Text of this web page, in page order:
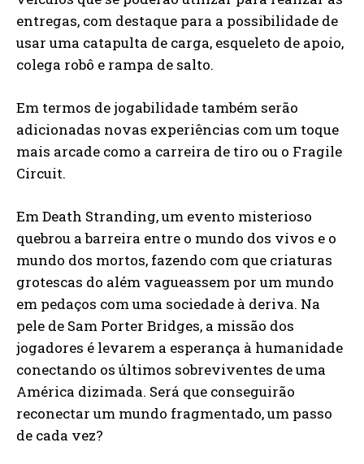
entregas, com destaque para a possibilidade de
usar uma catapulta de carga, esqueleto de apoio,
colega robô e rampa de salto.
Em termos de jogabilidade também serão
adicionadas novas experiências com um toque
mais arcade como a carreira de tiro ou o Fragile
Circuit.
Em Death Stranding, um evento misterioso
quebrou a barreira entre o mundo dos vivos e o
mundo dos mortos, fazendo com que criaturas
grotescas do além vagueassem por um mundo
em pedaços com uma sociedade à deriva. Na
pele de Sam Porter Bridges, a missão dos
jogadores é levarem a esperança à humanidade
conectando os últimos sobreviventes de uma
América dizimada. Será que conseguirão
reconectar um mundo fragmentado, um passo
de cada vez?